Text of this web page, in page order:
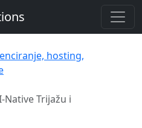
hosting,
Native Trijažu i